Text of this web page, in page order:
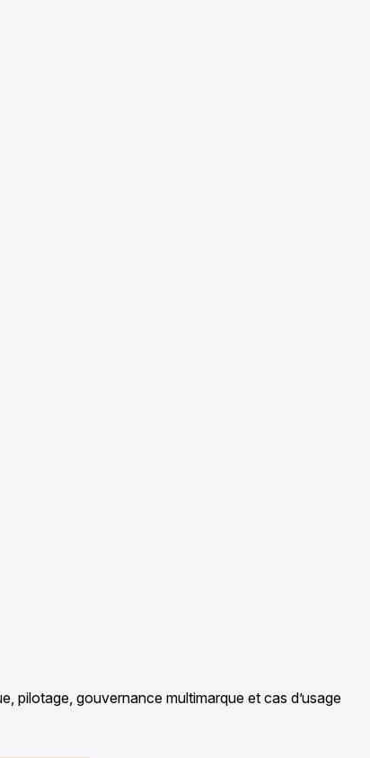
pilotage, gouvernance multimarque et cas d’usage